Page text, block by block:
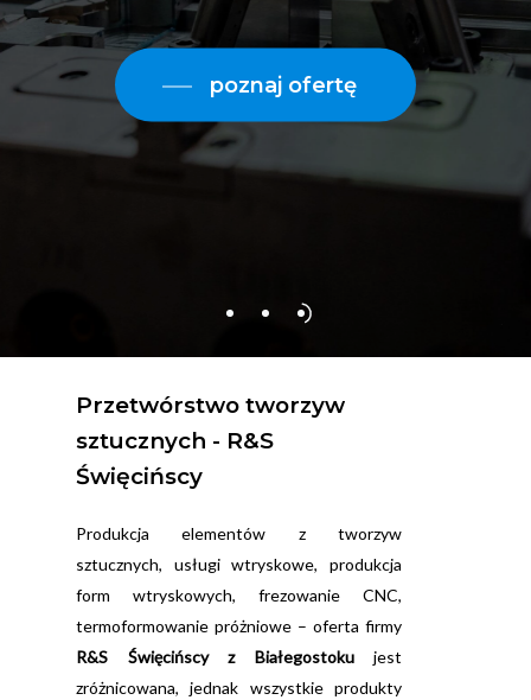
poznaj ofertę
Przetwórstwo tworzyw
sztucznych - R&S
Święcińscy
Produkcja elementów z tworzyw
sztucznych, usługi wtryskowe, produkcja
form wtryskowych, frezowanie CNC,
termoformowanie próżniowe – oferta firmy
R&S Święcińscy z Białegostokujest
zróżnicowana, jednak wszystkie produkty